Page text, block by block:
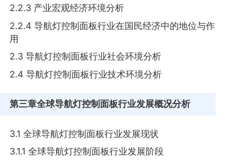
2.2.3 产业宏观经济环境分析
2.2.4 导航灯控制面板行业在国民经济中的地位与作
用
2.3 导航灯控制面板行业社会环境分析
2.4 导航灯控制面板行业技术环境分析
第三章全球导航灯控制面板行业发展概况分析
3.1 全球导航灯控制面板行业发展现状
3.1.1 全球导航灯控制面板行业发展阶段